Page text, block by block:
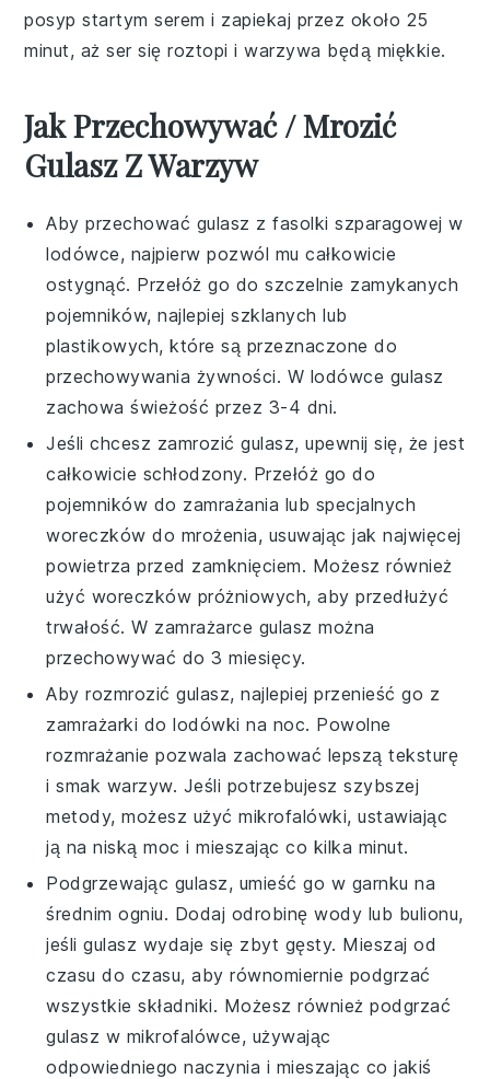
posyp startym serem i zapiekaj przez około 25
minut, aż ser się roztopi i warzywa będą miękkie.
Jak Przechowywać / Mrozić
Gulasz Z Warzyw
Aby przechować gulasz z fasolki szparagowej w
lodówce, najpierw pozwól mu całkowicie
ostygnąć. Przełóż go do szczelnie zamykanych
pojemników, najlepiej szklanych lub
plastikowych, które są przeznaczone do
przechowywania żywności. W lodówce gulasz
zachowa świeżość przez 3-4 dni.
Jeśli chcesz zamrozićgulasz, upewnij się, że jest
całkowicie schłodzony. Przełóż go do
pojemników do zamrażania lub specjalnych
woreczków do mrożenia, usuwając jak najwięcej
powietrza przed zamknięciem. Możesz również
użyć woreczków próżniowych, aby przedłużyć
trwałość. W zamrażarce gulasz można
przechowywać do 3 miesięcy.
Aby rozmrozićgulasz, najlepiej przenieść go z
zamrażarki do lodówki na noc. Powolne
rozmrażanie pozwala zachować lepszą teksturę
i smak warzyw. Jeśli potrzebujesz szybszej
metody, możesz użyć mikrofalówki, ustawiając
ją na niską moc i mieszając co kilka minut.
Podgrzewając gulasz, umieść go w garnku na
średnim ogniu. Dodaj odrobinę wody lub bulionu,
jeśli gulasz wydaje się zbyt gęsty. Mieszaj od
czasu do czasu, aby równomiernie podgrzać
wszystkie składniki. Możesz również podgrzać
gulasz w mikrofalówce, używając
odpowiedniego naczynia i mieszając co jakiś